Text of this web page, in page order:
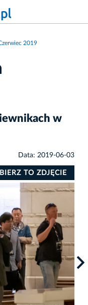
2019
w
Data: 2019-06-03
TO ZDJĘCIE